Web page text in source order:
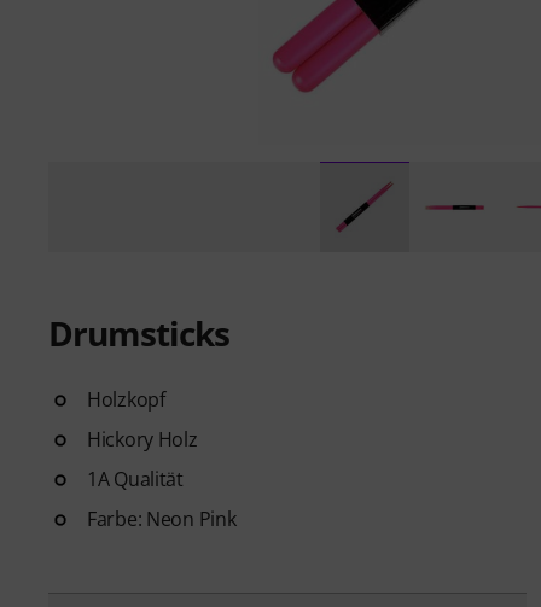
Drumsticks
Holzkopf
Hickory Holz
1A Qualität
Farbe: Neon Pink